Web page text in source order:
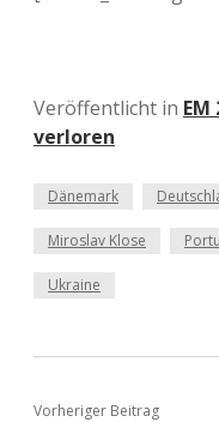
Veröffentlicht in
verloren
Dänemark
Miroslav Klose
Ukraine
Vorheriger Beitrag